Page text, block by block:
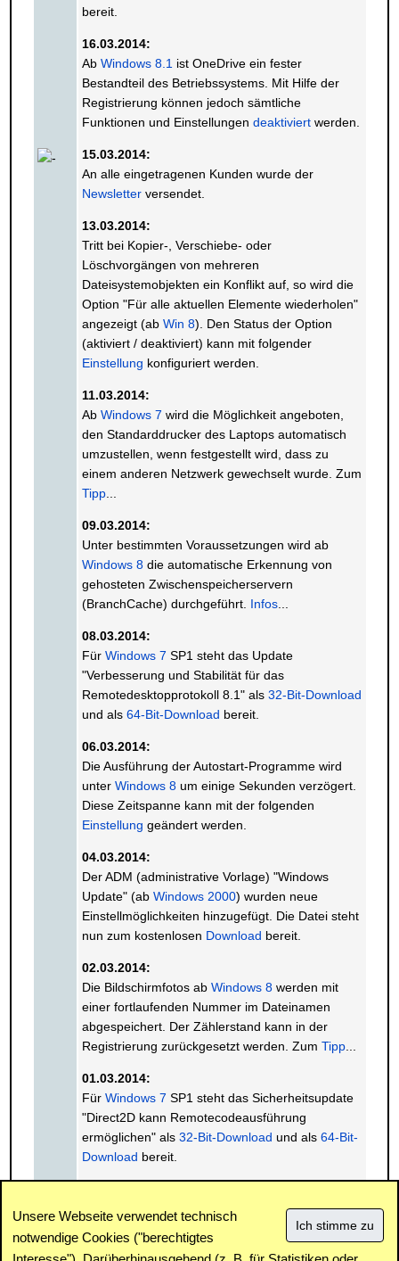
bereit.
16.03.2014:
Ab Windows 8.1 ist OneDrive ein fester
Bestandteil des Betriebssystems. Mit Hilfe der
Registrierung können jedoch sämtliche
Funktionen und Einstellungen deaktiviertwerden.
15.03.2014:
An alle eingetragenen Kunden wurde der
Newsletterversendet.
13.03.2014:
Tritt bei Kopier-, Verschiebe- oder
Löschvorgängen von mehreren
Dateisystemobjekten ein Konflikt auf, so wird die
Option "Für alle aktuellen Elemente wiederholen"
angezeigt (ab Win 8). Den Status der Option
(aktiviert / deaktiviert) kann mit folgender
Einstellung konfiguriert werden.
11.03.2014:
Ab Windows 7 wird die Möglichkeit angeboten,
den Standarddrucker des Laptops automatisch
umzustellen, wenn festgestellt wird, dass zu
einem anderen Netzwerk gewechselt wurde. Zum
Tipp...
09.03.2014:
Unter bestimmten Voraussetzungen wird ab
Windows 8die automatische Erkennung von
gehosteten Zwischenspeicherservern
(BranchCache) durchgeführt. Infos...
08.03.2014:
Für Windows 7 SP1 steht das Update
"Verbesserung und Stabilität für das
Remotedesktopprotokoll 8.1" als 32-Bit-Download
und als 64-Bit-Download bereit.
06.03.2014:
Die Ausführung der Autostart-Programme wird
unter Windows 8um einige Sekunden verzögert.
Diese Zeitspanne kann mit der folgenden
Einstellung geändert werden.
04.03.2014:
Der ADM (administrative Vorlage) "Windows
Update" (ab Windows 2000) wurden neue
Einstellmöglichkeiten hinzugefügt. Die Datei steht
nun zum kostenlosen Download bereit.
02.03.2014:
Die Bildschirmfotos ab Windows 8werden mit
einer fortlaufenden Nummer im Dateinamen
abgespeichert. Der Zählerstand kann in der
Registrierung zurückgesetzt werden. Zum Tipp...
01.03.2014:
Für Windows 7 SP1 steht das Sicherheitsupdate
"Direct2D kann Remotecodeausführung
ermöglichen" als 32-Bit-Download und als 64-Bit-
Download bereit.
Unsere Webseite verwendet technisch
notwendige Cookies ("berechtigtes